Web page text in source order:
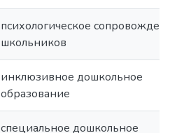
психологическое
школьников
инклюзивное дошкольное
образование
специальное дошкольное